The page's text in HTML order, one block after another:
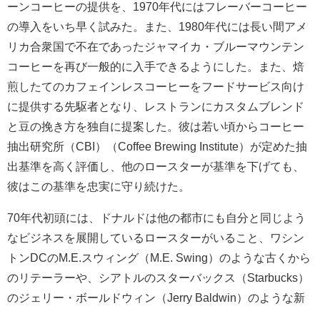
ーンコーヒーの提供を、1970年代にはフレーバーコーヒー
の導入をいち早く試みた。また、1980年代には長い間アメ
リカ合衆国で不在であったジャマイカ・ブルーマウンテン
コーヒーを再び一般的に入手できるようにした。また、焙
煎したてのカフェインレスコーヒーをフードサービス向け
に提供する先駆者となり、レストランにカスタムブレンド
と豆の挽き方を独自に提案した。彼は若い頃からコーヒー
抽出研究所（CBI）（Coffee Brewing Institute）が定めた抽
出基準を高く評価し、他のロースターが基準を下げても、
彼はこの基準を忠実に守り続けた。
70年代初頭には、ドナルドは他の都市にも自分と同じよう
なビジネスを展開しているロースターがいること、ワシン
トンDCのM.E.スウィング（M.E. Swing）のような古くから
のリテーラーや、シアトルのスターバックス（Starbucks）
のジェリー・ボールドウィン（Jerry Baldwin）のような新